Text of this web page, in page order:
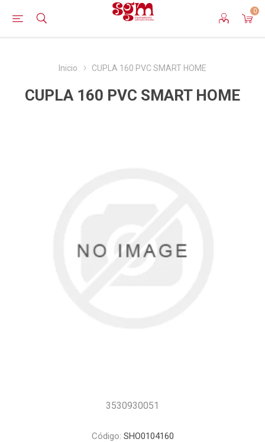
0
Inicio CUPLA 160 PVC SMART HOME
CUPLA 160 PVC SMART HOME
3530930051
Código: SHO0104160